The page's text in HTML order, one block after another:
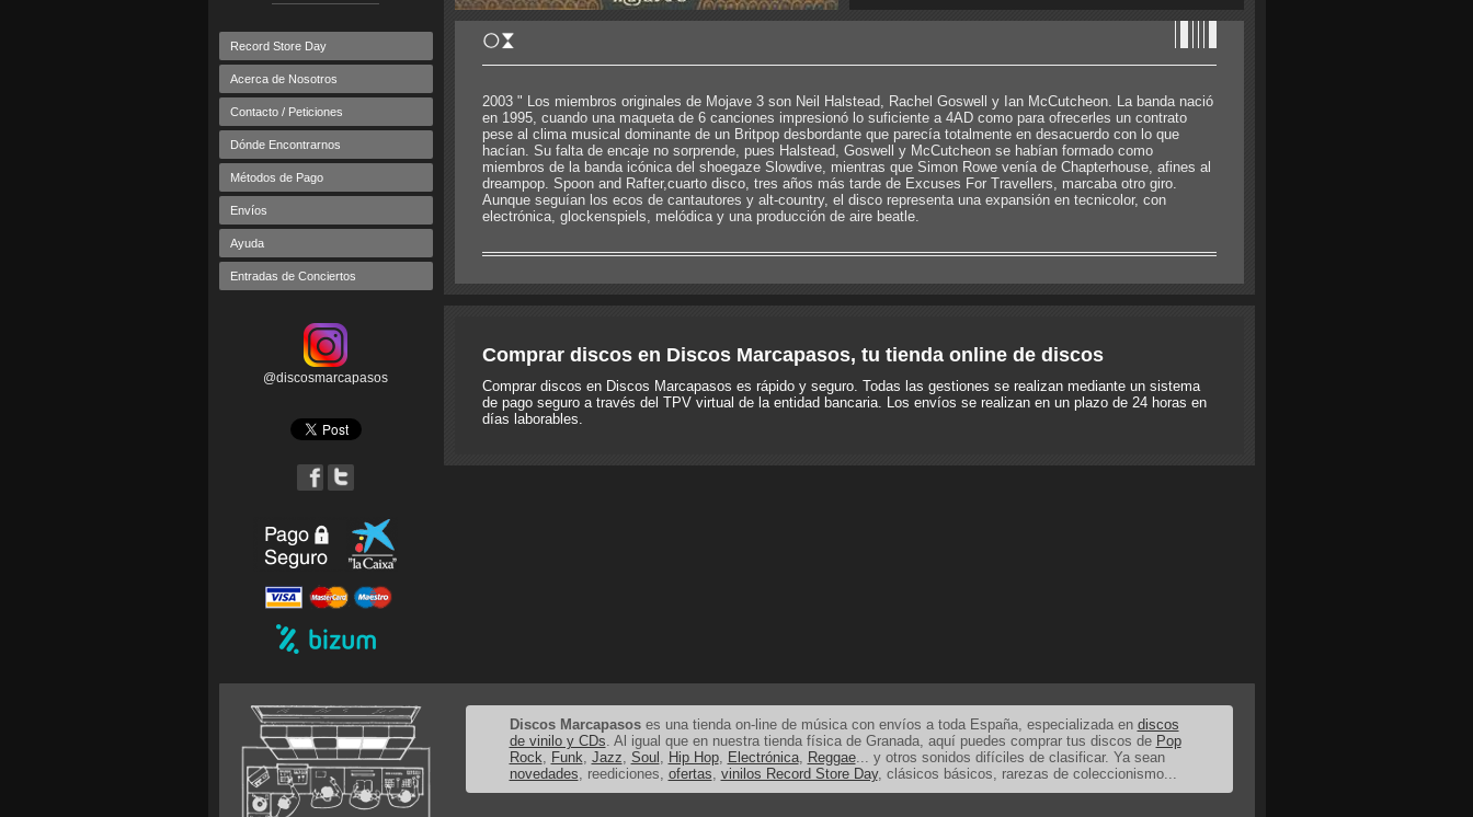
Record Store Day
Acerca de Nosotros
Contacto / Peticiones
Dónde Encontrarnos
Métodos de Pago
Envíos
Ayuda
Entradas de Conciertos
@discosmarcapasos
2003 " Los miembros originales de Mojave 3 son Neil Halstead, Rachel Goswell y Ian McCutcheon. La banda nació
en 1995, cuando una maqueta de 6 canciones impresionó lo suficiente a 4AD como para ofrecerles un contrato
pese al clima musical dominante de un Britpop desbordante que parecía totalmente en desacuerdo con lo que
hacían. Su falta de encaje no sorprende, pues Halstead, Goswell y McCutcheon se habían formado como
miembros de la banda icónica del shoegaze Slowdive, mientras que Simon Rowe venía de Chapterhouse, afines al
dreampop. Spoon and Rafter,cuarto disco, tres años más tarde de Excuses For Travellers, marcaba otro giro.
Aunque seguían los ecos de cantautores y alt-country, el disco representa una expansión en tecnicolor, con
electrónica, glockenspiels, melódica y una producción de aire beatle.
Comprar discos en Discos Marcapasos, tu tienda online de discos
Comprar discos en Discos Marcapasos es rápido y seguro. Todas las gestiones se realizan mediante un sistema
de pago seguro a través del TPV virtual de la entidad bancaria. Los envíos se realizan en un plazo de 24 horas en
días laborables.
Discos Marcapasoses una tienda on-line de música con envíos a toda España, especializada en discos
de vinilo y CDs. Al igual que en nuestra tienda física de Granada, aquí puedes comprar tus discos de Pop
Rock, Funk, Jazz, Soul , Hip Hop, Electrónica, Reggae... y otros sonidos difíciles de clasificar. Ya sean
novedades, reediciones, ofertas, vinilos Record Store Day, clásicos básicos, rarezas de coleccionismo...